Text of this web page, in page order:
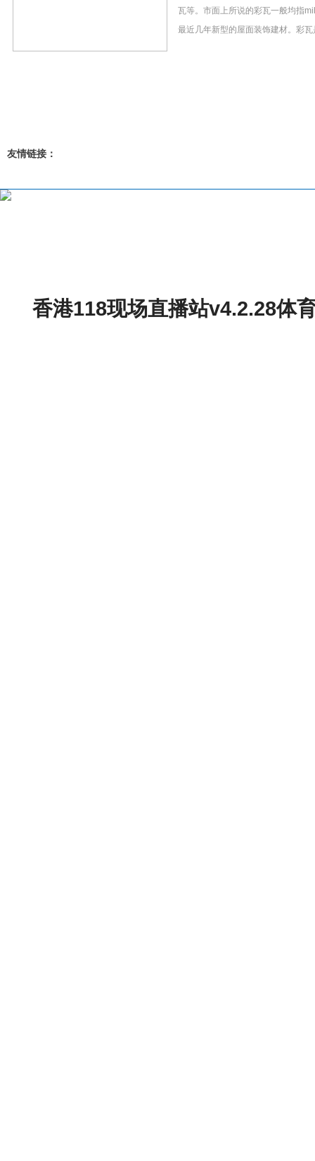
瓦等。市面上所说的彩瓦一般均指
最近几年新型的屋面装饰建材。彩
友情链接：
香港118现场直播站v4.2.28体